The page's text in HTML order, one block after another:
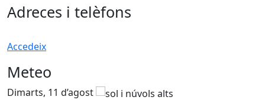
Adreces i telèfons
Accedeix
Meteo
Dimarts, 11 d’agost